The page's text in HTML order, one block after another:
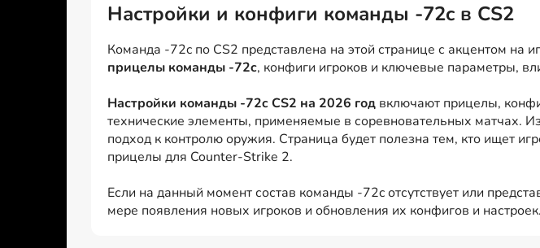
Настройки и конфиги команды -72c в CS2
Команда -72c по CS2 представлена на этой странице с акцентом
прицелы команды -72c, конфиги игроков и ключевые параметры,
Настройки команды -72c CS2 на 2026 год включают прицелы,
технические элементы, применяемые в соревновательных матчах.
подход к контролю оружия. Страница будет полезна тем, кто ищет
прицелы для Counter-Strike 2.
Если на данный момент состав команды -72c отсутствует или
мере появления новых игроков и обновления их конфигов и настроек.